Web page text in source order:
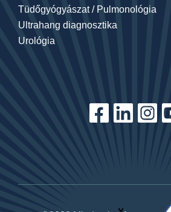
Tüdőgyógyászat / Pulmonológia
Ultrahang diagnosztika
Urológia